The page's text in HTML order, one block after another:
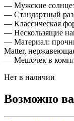
— Мужские
— Стандартный
— Классическая
— Нескользящие
— Материал:
Matter,
— Мешочек в
Нет в наличии
Возможно